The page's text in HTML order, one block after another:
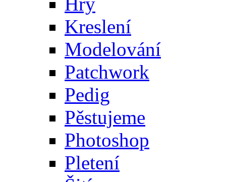
Kreslení
Modelování
Patchwork
Pedig
Pěstujeme
Photoshop
Pletení